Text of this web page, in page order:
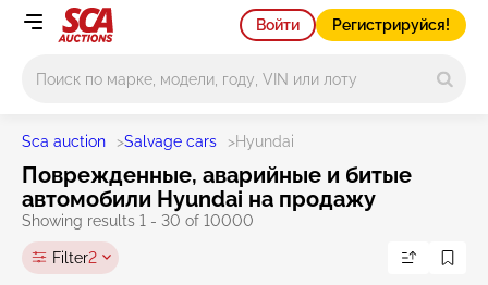
Войти Регистрируйся!
Sca auction >Salvage cars >Hyundai
Поврежденные, аварийные и битые
автомобили Hyundai на продажу
Showing results 1 - 30 of 10000
Filter2